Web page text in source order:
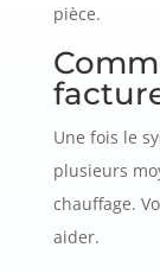
pièce.
Une fois le
plusieurs
chauffage.
aider.